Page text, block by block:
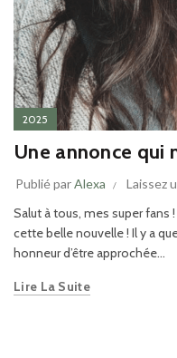
2025
Une annonce qui
Publié parAlexa Laissez
Salut à tous, mes super fans
cette belle nouvelle ! Il y a
honneur d’être approchée...
Lire La Suite